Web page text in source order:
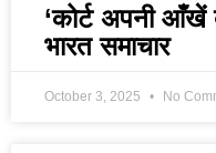
‘कोर्ट अपनी
भारत समाचार
October 3, 2025 No